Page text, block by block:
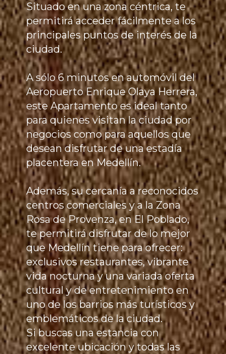
Situado en una zona céntrica, te
permitirá acceder fácilmente a los
principales puntos de interés de la
ciudad.
A sólo 6 minutos en automóvil del
Aeropuerto Enrique Olaya Herrera,
este Apartamento es ideal tanto
para quienes visitan la ciudad por
negocios como para aquellos que
desean disfrutar de una estadía
placentera en Medellín.
Además, su cercanía a reconocidos
centros comerciales y a la Zona
Rosa de Provenza, en El Poblado,
te permitirá disfrutar de lo mejor
que Medellín tiene para ofrecer:
exclusivos restaurantes, vibrante
vida nocturna y una variada oferta
cultural y de entretenimiento en
uno de los barrios más turísticos y
emblemáticos de la ciudad.
Si buscas una estancia con
excelente ubicación y todas las